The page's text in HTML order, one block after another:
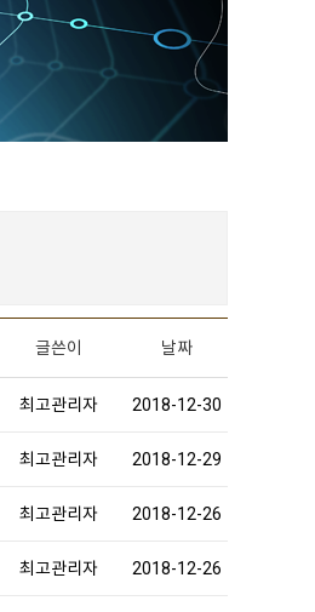
글쓴이 날짜
최고관리자 2018-12-30
최고관리자 2018-12-29
최고관리자 2018-12-26
최고관리자 2018-12-26